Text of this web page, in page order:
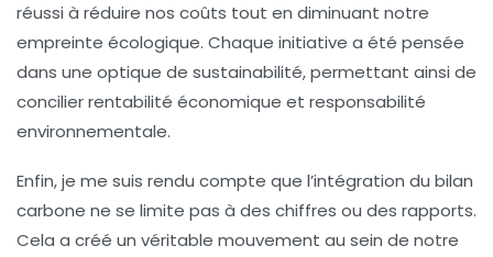
réussi à réduire nos coûts tout en diminuant notre
empreinte écologique. Chaque initiative a été pensée
dans une optique de sustainabilité, permettant ainsi de
concilier rentabilité économique et responsabilité
environnementale.
Enfin, je me suis rendu compte que l’intégration du bilan
carbone ne se limite pas à des chiffres ou des rapports.
Cela a créé un véritable mouvement au sein de notre